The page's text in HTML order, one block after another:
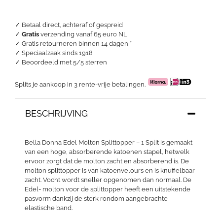
✓ Betaal direct, achteraf of gespreid
✓ Gratis verzending vanaf 65 euro NL
✓ Gratis retourneren binnen 14 dagen *
✓ Speciaalzaak sinds 1918
✓ Beoordeeld met 5/5 sterren
Splits je aankoop in 3 rente-vrije betalingen.
BESCHRIJVING
Bella Donna Edel Molton Splittopper – 1 Split is gemaakt
van een hoge, absorberende katoenen stapel, hetwelk
ervoor zorgt dat de molton zacht en absorberend is. De
molton splittopper is van katoenvelours en is knuffelbaar
zacht. Vocht wordt sneller opgenomen dan normaal. De
Edel- molton voor de splittopper heeft een uitstekende
pasvorm dankzij de sterk rondom aangebrachte
elastische band.
Split
aantal